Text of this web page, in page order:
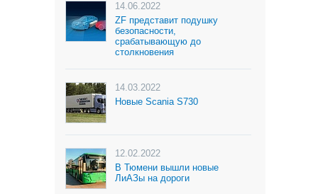
14.06.2022
ZF представит подушку
безопасности,
срабатывающую до
столкновения
14.03.2022
Новые Scania S730
12.02.2022
В Тюмени вышли новые
ЛиАЗы на дороги